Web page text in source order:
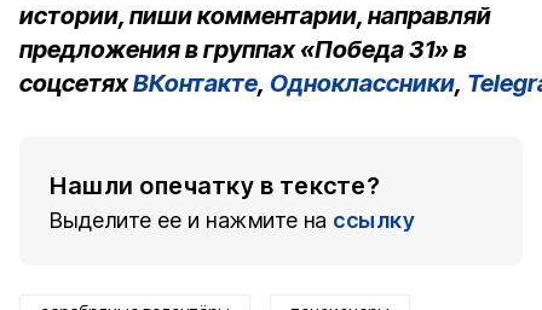
истории, пиши комментарии, направляй
предложения в группах «Победа 31» в
соцсетяхВКонтакте, Одноклассники,
Нашли опечатку в тексте?
Выделите ее и нажмите на ссылку